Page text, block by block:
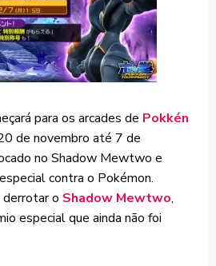
para os arcades de Pokkén
de novembro até 7 de
no Shadow Mewtwo e
contra o Pokémon.
o Shadow Mewtwo,
especial que ainda não foi